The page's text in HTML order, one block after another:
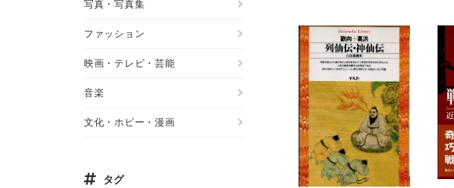
写真・写真集
ファッション
映画・テレビ・芸能
音楽
文化・ホビー・漫画
タグ